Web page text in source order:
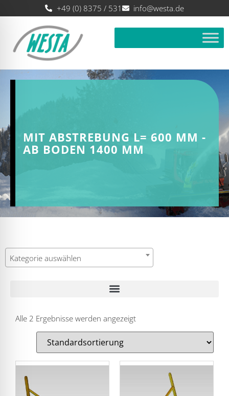
+49 (0) 8375 / 531 info@westa.de
MIT ABSTREBUNG L= 600 MM -
AB BODEN 1400 MM
Kategorie auswählen
Alle 2 Ergebnisse werden angezeigt